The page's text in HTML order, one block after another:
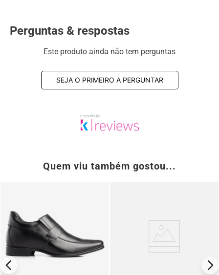
Perguntas & respostas
Este produto ainda não tem perguntas
SEJA O PRIMEIRO A PERGUNTAR
Quem viu também gostou...